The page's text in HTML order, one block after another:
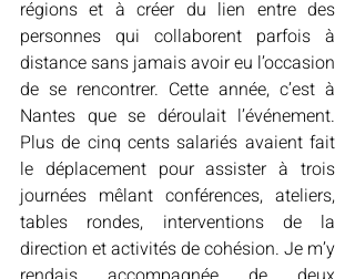
régions et à créer du lien entre des
personnes qui collaborent parfois à
distance sans jamais avoir eu l’occasion
de se rencontrer. Cette année, c’est à
Nantes que se déroulait l’événement.
Plus de cinq cents salariés avaient fait
le déplacement pour assister à trois
journées mêlant conférences, ateliers,
tables rondes, interventions de la
direction et activités de cohésion. Je m’y